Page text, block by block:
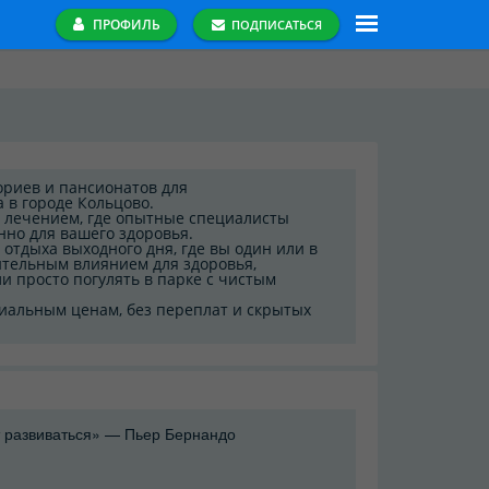
ПРОФИЛЬ ПОДПИСАТЬСЯ
и пансионатов для
в городе Кольцово.
где опытные специалисты
для вашего здоровья.
выходного дня, где вы один или в
влиянием для здоровья,
просто погулять в парке с чистым
ценам, без переплат и скрытых
— Пьер Бернандо